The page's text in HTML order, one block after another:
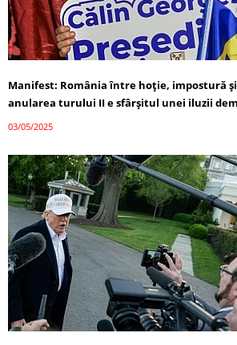
Manifest: România între hoție, impostură
anularea turului II e sfârșitul unei iluzii
03/05/2025